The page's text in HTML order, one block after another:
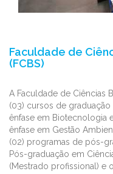
Faculdade de
(FCBS)
A Faculdade de Ciências
(03) cursos de
ênfase em Biotecnologia
ênfase em Gestão
(02) programas de pós-
Pós-graduação em
(Mestrado profissional) e